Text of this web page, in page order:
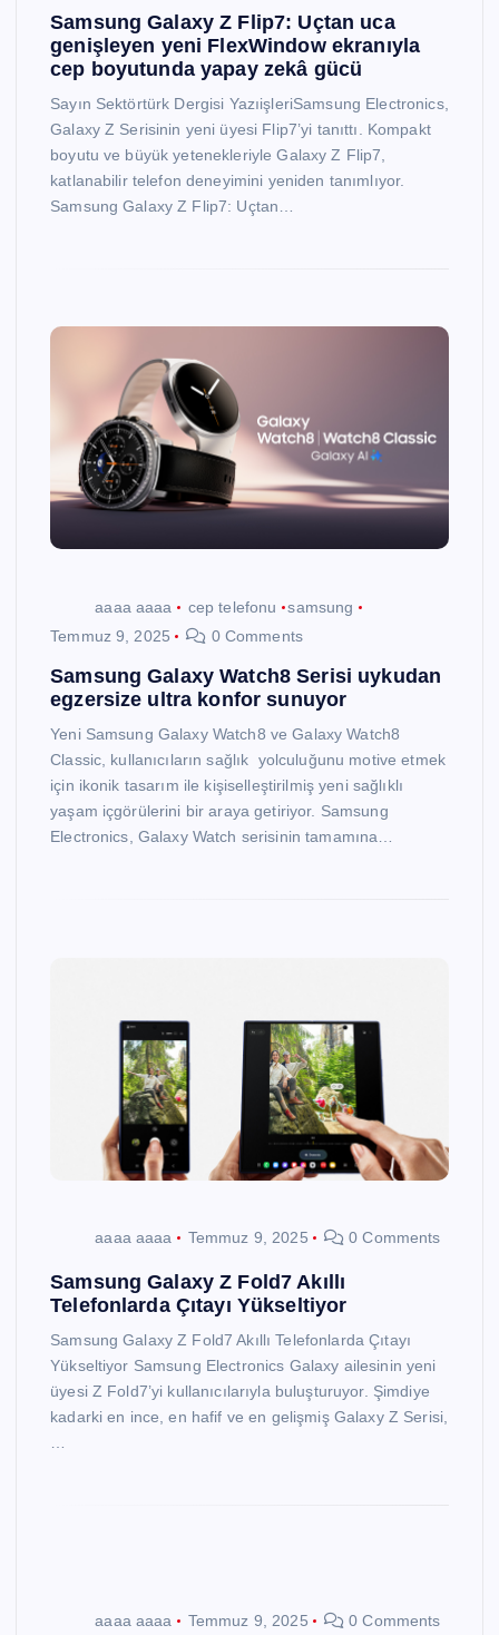
Samsung Galaxy Z Flip7: Uçtan uca
genişleyen yeni FlexWindow ekranıyla
cep boyutunda yapay zekâ gücü
Sayın Sektörtürk Dergisi YazıişleriSamsung Electronics,
Galaxy Z Serisinin yeni üyesi Flip7’yi tanıttı. Kompakt
boyutu ve büyük yetenekleriyle Galaxy Z Flip7,
katlanabilir telefon deneyimini yeniden tanımlıyor.
Samsung Galaxy Z Flip7: Uçtan…
aaaa aaaa cep telefonu
samsung
Temmuz 9, 2025
0 Comments
Samsung Galaxy Watch8 Serisi uykudan
egzersize ultra konfor sunuyor
Yeni Samsung Galaxy Watch8 ve Galaxy Watch8
Classic, kullanıcıların sağlık yolculuğunu motive etmek
için ikonik tasarım ile kişiselleştirilmiş yeni sağlıklı
yaşam içgörülerini bir araya getiriyor. Samsung
Electronics, Galaxy Watch serisinin tamamına…
aaaa aaaa Temmuz 9, 2025 0 Comments
Samsung Galaxy Z Fold7 Akıllı
Telefonlarda Çıtayı Yükseltiyor
Samsung Galaxy Z Fold7 Akıllı Telefonlarda Çıtayı
Yükseltiyor Samsung Electronics Galaxy ailesinin yeni
üyesi Z Fold7’yi kullanıcılarıyla buluşturuyor. Şimdiye
kadarki en ince, en hafif ve en gelişmiş Galaxy Z Serisi,
aaaa aaaa Temmuz 9, 2025 0 Comments